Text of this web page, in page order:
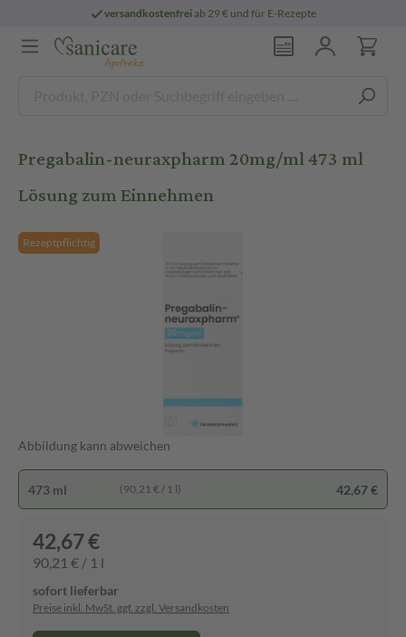
versandkostenfreiab 29 € und für E-Rezepte
Pregabalin-neuraxpharm 20mg/ml 473 ml
Lösung zum Einnehmen
Rezeptpflichtig
Abbildung kann abweichen
473 ml (90,21 € / 1 l) 42,67 €
42,67 €
90,21 € / 1 l
sofort lieferbar
Preise inkl. MwSt. ggf. zzgl. Versandkosten